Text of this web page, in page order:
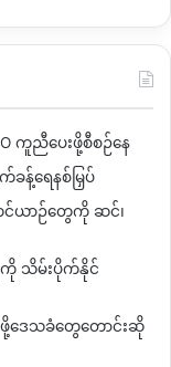
ကူညီပေးဖို့စီစဉ်နေ
ခန့်ရေနစ်မြှပ်
င်ယာဉ်တွေကို ဆင်၊
သိမ်းပိုက်နိုင်
ဒေသခံတွေတောင်းဆို